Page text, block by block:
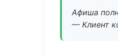
Афиша
— Клиент